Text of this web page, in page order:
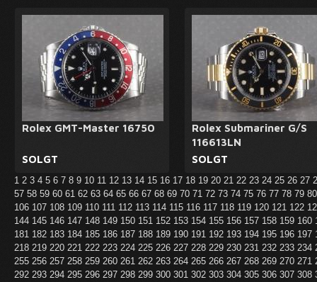
Rolex GMT-Master 16750
SOLGT
Rolex Submariner G/S
116613LN
SOLGT
1 2 3 4 5 6 7 8 9 10 11 12 13 14 15 16 17 18 19 20 21 22 23 24 25 26 27
57 58 59 60 61 62 63 64 65 66 67 68 69 70 71 72 73 74 75 76 77 78 79
106 107 108 109 110 111 112 113 114 115 116 117 118 119 120 121 122
144 145 146 147 148 149 150 151 152 153 154 155 156 157 158 159 160
181 182 183 184 185 186 187 188 189 190 191 192 193 194 195 196 197
218 219 220 221 222 223 224 225 226 227 228 229 230 231 232 233 234
255 256 257 258 259 260 261 262 263 264 265 266 267 268 269 270 271
292 293 294 295 296 297 298 299 300 301 302 303 304 305 306 307 308